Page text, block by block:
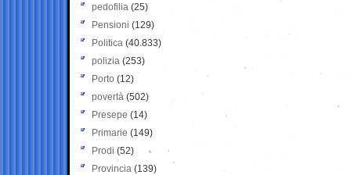
pedofilia (25)
Pensioni (129)
Politica (40.833)
polizia (253)
Porto (12)
povertà (502)
Presepe (14)
Primarie (149)
Prodi (52)
Provincia (139)